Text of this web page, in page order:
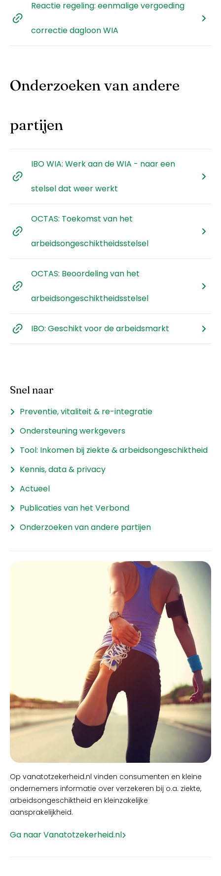
Reactie regeling: eenmalige vergoeding
correctie dagloon WIA
Onderzoeken van andere
partijen
IBO WIA: Werk aan de WIA - naar een
stelsel dat weer werkt
OCTAS: Toekomst van het
arbeidsongeschiktheidsstelsel
OCTAS: Beoordeling van het
arbeidsongeschiktheidsstelsel
IBO: Geschikt voor de arbeidsmarkt
Snel naar
Preventie, vitaliteit & re-integratie
Ondersteuning werkgevers
Tool: Inkomen bij ziekte & arbeidsongeschiktheid
Kennis, data & privacy
Actueel
Publicaties van het Verbond
Onderzoeken van andere partijen
Op vanatotzekerheid.nl vinden consumenten en kleine
ondernemers informatie over verzekeren bij o.a. ziekte,
arbeidsongeschiktheid en kleinzakelijke
aansprakelijkheid.
Ga naar Vanatotzekerheid.nl